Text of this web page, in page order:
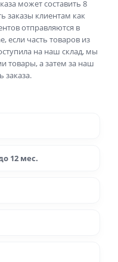
может составить 8
заказы клиентам как
отправляются в
если часть товаров из
на наш склад, мы
товары, а затем за наш
заказа.
12 мес.